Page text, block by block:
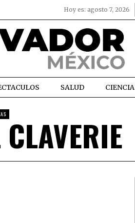
Hoy es: agosto 7, 2026
SALUD CIENCIA